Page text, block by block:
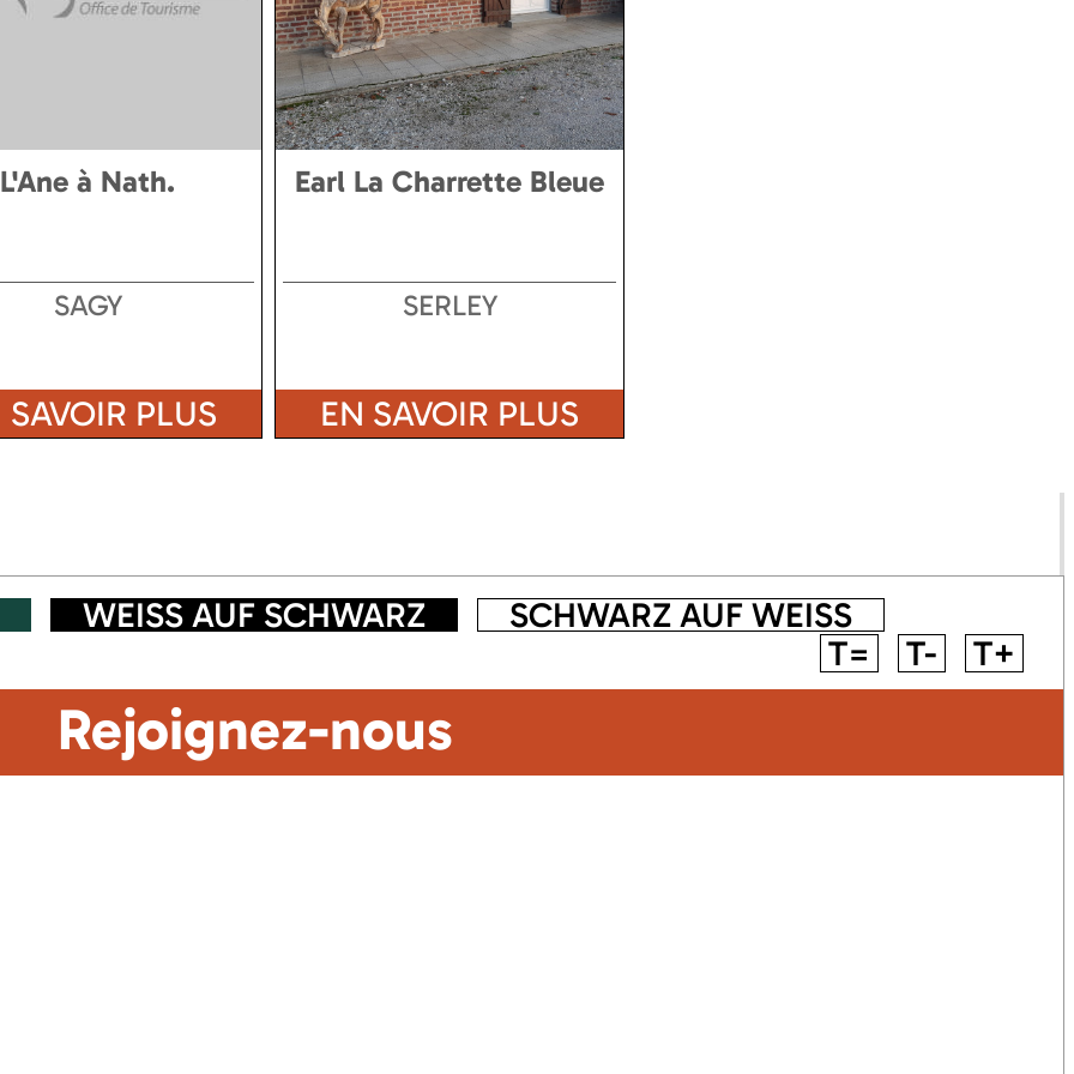
L'Ane à Nath.
SAGY
SAVOIR PLUS
Earl La Charrette Bleue
SERLEY
EN SAVOIR PLUS
WEISS AUF SCHWARZ
SCHWARZ AUF WEISS
T=
T- T+
Rejoignez-nous